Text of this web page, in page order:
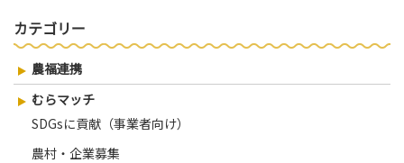
ビ
ゲ
ー
シ
稿カテゴリー
農福連携
むらマッチ
SDGsに貢献（事業者向け）
農村・企業募集